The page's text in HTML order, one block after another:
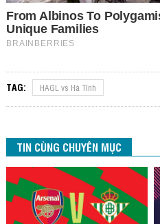
TAG: HAGL vs Hà Tĩnh
TIN CÙNG CHUYÊN MỤC